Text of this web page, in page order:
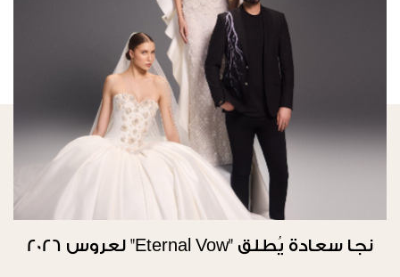
نجا سعادة يُطلق "Eternal Vow" لعروس 2026